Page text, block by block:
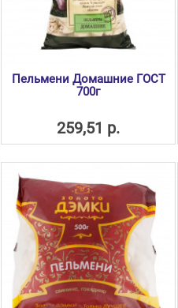
Пельмени Домашние ГОСТ
700г
259,51 р.